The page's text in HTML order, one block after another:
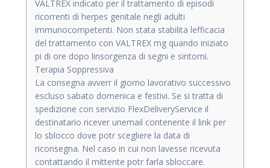
VALTREX indicato per il trattamento di episodi
ricorrenti di herpes genitale negli adulti
immunocompetenti. Non stata stabilita lefficacia
del trattamento con VALTREX mg quando iniziato
pi di ore dopo linsorgenza di segni e sintomi.
Terapia Soppressiva
La consegna avverr il giorno lavorativo successivo
escluso sabato domenica e festivi. Se si tratta di
spedizione con servizio FlexDeliveryService il
destinatario ricever unemail contenente il link per
lo sblocco dove potr scegliere la data di
riconsegna. Nel caso in cui non lavesse ricevuta
contattando il mittente potr farla sbloccare.